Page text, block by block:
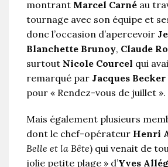
montrant Marcel Carné au
tournage avec son équipe et
donc l’occasion d’apercevoir
Blanchette Brunoy, Claude
surtout Nicole Courcel qui
remarqué par Jacques Becker
pour « Rendez-vous de juillet ».
Mais également plusieurs
dont le chef-opérateur Henri
Belle et la Bête) qui venait de
jolie petite plage » d’Yves